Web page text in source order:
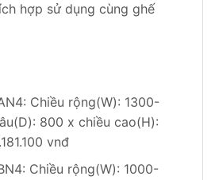
hợp sử dụng cùng ghế
Chiều rộng(W): 1300-
800 x chiều cao(H):
vnđ
Chiều rộng(W): 1000-